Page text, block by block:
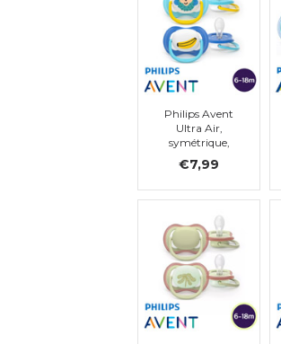
Philips Avent
Ultra Air,
symétrique,
silicone, taille 2
€7,99